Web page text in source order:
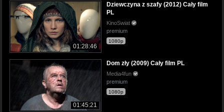
01:28:46
Dziewczyna z szafy (2012) Cały film
PL
KinoSwiat
premium
1080p
01:45:21
Dom zły (2009) Cały film PL
Media4fun
premium
1080p